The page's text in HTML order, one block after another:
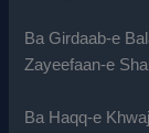
Ba Girdaab-e
Zayeefaan-e
Ba Haqq-e